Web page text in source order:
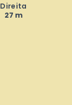
Direita
27 m